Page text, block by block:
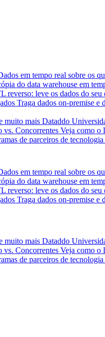
em tempo real sobre os
do data warehouse em
reverso: leve os dados do seu
Traga dados on-premise e
muito mais Dataddo
vs. Concorrentes Veja como o
de parceiros de
em tempo real sobre os
do data warehouse em
reverso: leve os dados do seu
Traga dados on-premise e
muito mais Dataddo
vs. Concorrentes Veja como o
de parceiros de